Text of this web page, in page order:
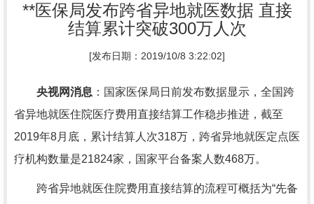
**医保局发布跨省异地就医数据 直接
结算累计突破300万人次
[发布日期：2019/10/8 3:22:02]
央视网消息 ：国家医保局日前发布数据显示，全国跨
省异地就医住院医疗费用直接结算工作稳步推进，截至
2019年8月底，累计结算人次318万，跨省异地就医定点医
疗机构数量是21824家，国家平台备案人数468万。
跨省异地就医住院费用直接结算的流程可概括为“先备